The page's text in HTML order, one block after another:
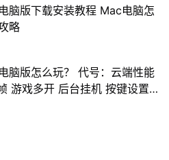
脑版下载安装教程 Mac电脑怎
略
脑版怎么玩？ 代号：云端性能
游戏多开 后台挂机 按键设置